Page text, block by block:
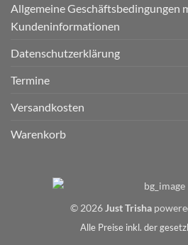
Allgemeine Geschäftsbedingungen
Kundeninformationen
Datenschutzerklärung
Termine
Versandkosten
Warenkorb
© 2026 Just Trisha
Alle Preise inkl. der